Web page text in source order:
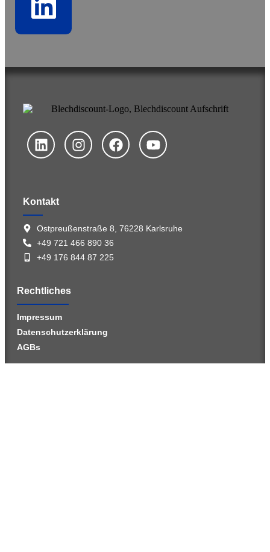
Kontakt
Ostpreußenstraße 8, 76228 Karlsruhe
+49 721 466 890 36
+49 176 844 87 225
Rechtliches
Impressum
Datenschutzerklärung
AGBs